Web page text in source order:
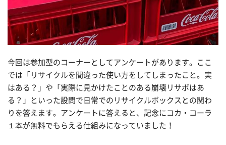
今回は参加型のコーナーとしてアンケートがあります。ここ
では「リサイクルを間違った使い方をしてしまったこと。実
はある？」や「実際に見かけたことのある崩壊リサボはあ
る？」といった設問で日常でのリサイクルボックスとの関わ
りを答えます。アンケートに答えると、記念にコカ・コーラ
１本が無料でもらえる仕組みになっていました！